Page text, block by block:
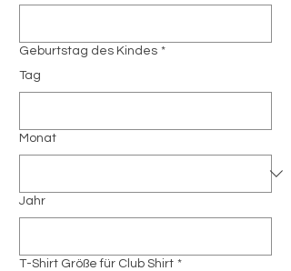
Geburtstag des Kindes *
Tag
Monat
Jahr
T-Shirt Größe für Club Shirt *